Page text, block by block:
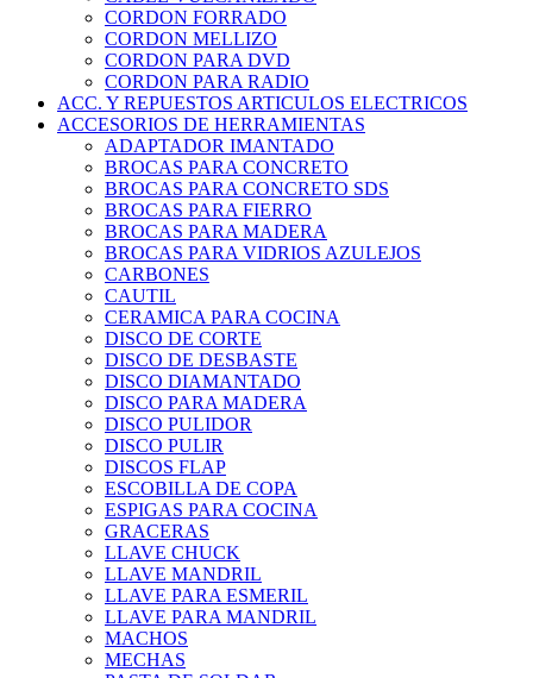
CORDON FORRADO
CORDON MELLIZO
CORDON PARA DVD
CORDON PARA RADIO
ACC. Y REPUESTOS ARTICULOS ELECTRICOS
ACCESORIOS DE HERRAMIENTAS
ADAPTADOR IMANTADO
BROCAS PARA CONCRETO
BROCAS PARA CONCRETO SDS
BROCAS PARA FIERRO
BROCAS PARA MADERA
BROCAS PARA VIDRIOS AZULEJOS
CARBONES
CAUTIL
CERAMICA PARA COCINA
DISCO DE CORTE
DISCO DE DESBASTE
DISCO DIAMANTADO
DISCO PARA MADERA
DISCO PULIDOR
DISCO PULIR
DISCOS FLAP
ESCOBILLA DE COPA
ESPIGAS PARA COCINA
GRACERAS
LLAVE CHUCK
LLAVE MANDRIL
LLAVE PARA ESMERIL
LLAVE PARA MANDRIL
MACHOS
MECHAS